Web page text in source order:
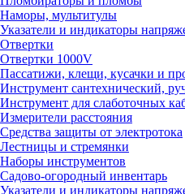
Наморы, мультитулы
Указатели и индикаторы
Отвертки
Отвертки 1000V
Пассатижи, клещи, кусачки и
Инструмент сантехнический,
Инструмент для слаботочных
Измерители расстояния
Средства защиты от электротока
Лестницы и стремянки
Наборы инструментов
Садово-огородный инвентарь
Указатели и индикаторы